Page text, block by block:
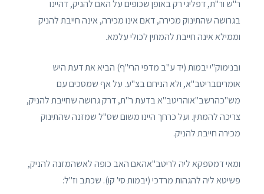
ר"ש ור"ת, דפליגי רק באופן שכופים על האם להניק, דהיינו
בגרושה שהתינוק מכירה, דאם אינו מכירה, אינה חייבת להניק
וממילא אינה חייבת להמתין לכולי עלמא.
ובנימוק"י יבמות (יד ע"ב מדפי הרי"ף) הביא את דעת היש
אומריםבריטב"א, ולא הניחם בצ"ע. על אף שמסכים עם
מש"כהרשב"אוהריטב"א בדעת ר"ת, דרק גרושה שחייבת להניק,
צריכה להמתין. ועל כרחך היינו משום שס"ל שמזנה שהתינוק
מכירה חייבת להניק.
ומאי דמספקא ליה לריטב"אהאם האב כופה לאשהמזנה להניק,
פשיטא ליה להגהות מרדכי (יבמות סי' קו). שכתב וז"ל: